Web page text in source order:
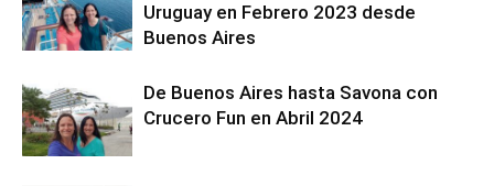
Uruguay en Febrero 2023 desde
Buenos Aires
De Buenos Aires hasta Savona con
Crucero Fun en Abril 2024